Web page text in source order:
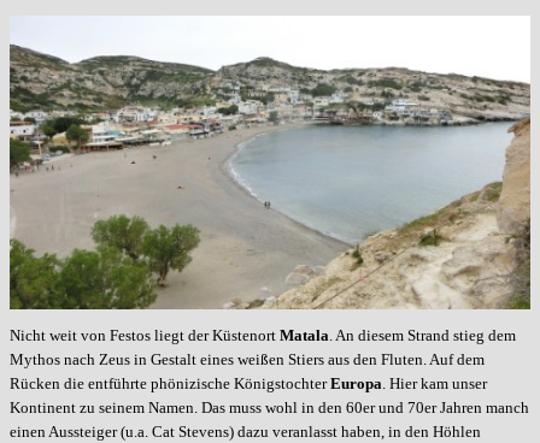
Nicht weit von Festos liegt der Küstenort Matala . An diesem Strand stieg dem
Mythos nach Zeus in Gestalt eines weißen Stiers aus den Fluten. Auf dem
Rücken die entführte phönizische KönigstochterEuropa . Hier kam unser
Kontinent zu seinem Namen. Das muss wohl in den 60er und 70er Jahren manch
einen Aussteiger (u.a. Cat Stevens) dazu veranlasst haben, in den Höhlen